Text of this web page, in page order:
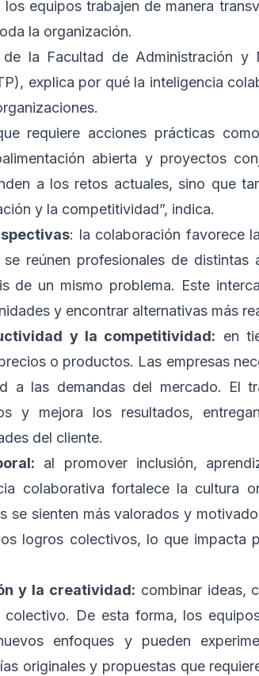
equipos trabajen de manera
la organización.
de la Facultad de Administración y
explica por qué la inteligencia
requiere acciones prácticas
abierta y proyectos
a los retos actuales, sino que
y la competitividad”, indica.
: la colaboración favorece
reúnen profesionales de distintas
de un mismo problema. Este
y encontrar alternativas más
y la competitividad: en
o productos. Las empresas
a las demandas del mercado. El
y mejora los resultados,
del cliente.
al promover inclusión,
colaborativa fortalece la cultura
se sienten más valorados y
logros colectivos, lo que impacta
y la creatividad: combinar ideas,
De esta forma, los
enfoques y pueden
originales y propuestas que